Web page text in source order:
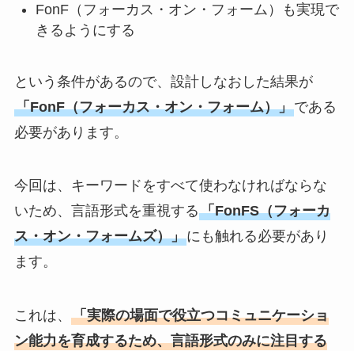
FonF（フォーカス・オン・フォーム）も実現で
きるようにする
という条件があるので、設計しなおした結果が
「FonF（フォーカス・オン・フォーム）」である
必要があります。
今回は、キーワードをすべて使わなければならな
いため、言語形式を重視する「FonFS（フォーカ
ス・オン・フォームズ）」にも触れる必要があり
ます。
これは、 「実際の場面で役立つコミュニケーショ
ン能力を育成するため、言語形式のみに注目する